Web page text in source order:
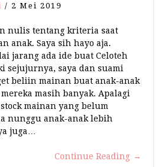
/ 2 Mei 2019
nulis tentang kriteria saat
anak. Saya sih hayo aja.
jarang ada ide buat Celoteh
sejujurnya, saya dan suami
beliin mainan buat anak-anak
masih banyak. Apalagi
mainan yang belum
nunggu anak-anak lebih
juga…
Continue Reading →